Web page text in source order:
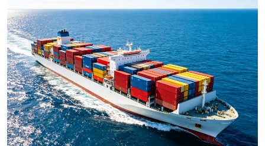
其他杂项进口报
关清关